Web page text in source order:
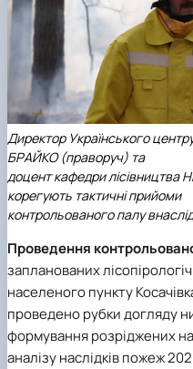
Директор Українського
БРАЙКО (праворуч) та
доцент кафедри
корегують тактичні прийоми
контрольованого палу
Проведення
запланованих
населеного пункту
проведено рубки догляду
формування розріджених
аналізу наслідків пожеж